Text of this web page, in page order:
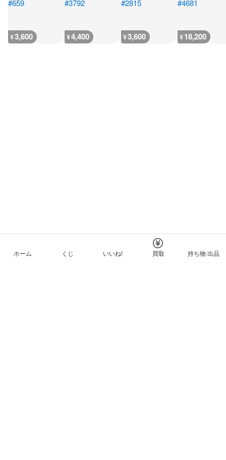
¥3,600 ¥4,400 ¥3,600 ¥18,200
ホーム くじ いいね! 買取 持ち物 出品